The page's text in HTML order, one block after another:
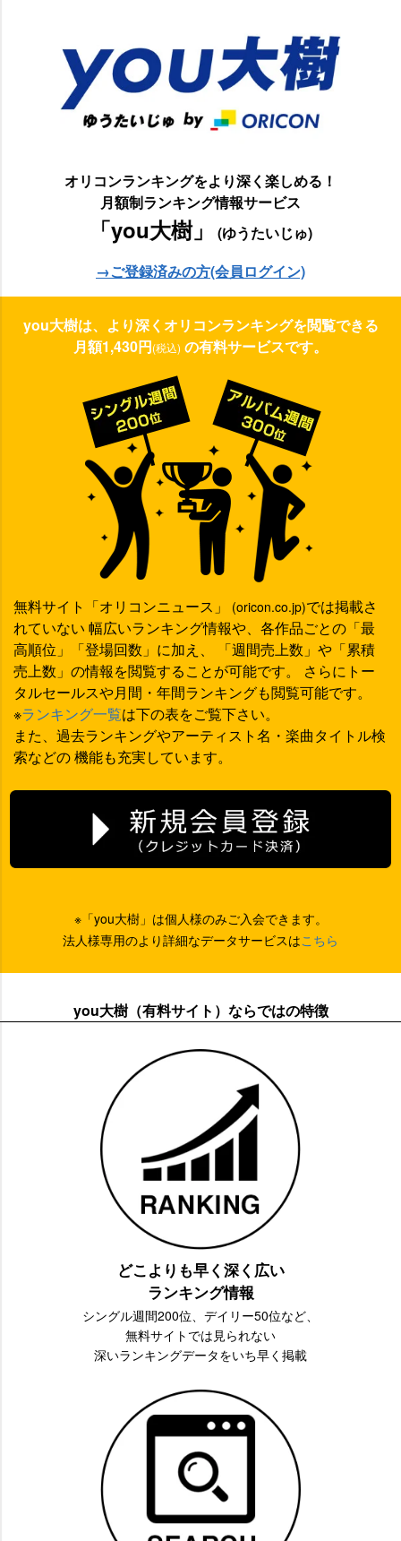
オリコンランキングをより深く楽しめる！
月額制ランキング情報サービス
「you大樹」
(ゆうたいじゅ)
→ご登録済みの方(会員ログイン)
you大樹は、より深くオリコンランキングを閲覧できる
月額1,430円(税込) の有料サービスです。
無料サイト「オリコンニュース」 (oricon.co.jp)では掲載さ
れていない 幅広いランキング情報や、各作品ごとの「最
高順位」「登場回数」に加え、 「週間売上数」や「累積
売上数」の情報を閲覧することが可能です。 さらにトー
タルセールスや月間・年間ランキングも閲覧可能です。
※ランキング一覧は下の表をご覧下さい。
また、過去ランキングやアーティスト名・楽曲タイトル検
索などの 機能も充実しています。
※「you大樹」は個人様のみご入会できます。
法人様専用のより詳細なデータサービスはこちら
you大樹（有料サイト）ならではの特徴
どこよりも早く深く広い
ランキング情報
シングル週間200位、デイリー50位など、
無料サイトでは見られない
深いランキングデータをいち早く掲載